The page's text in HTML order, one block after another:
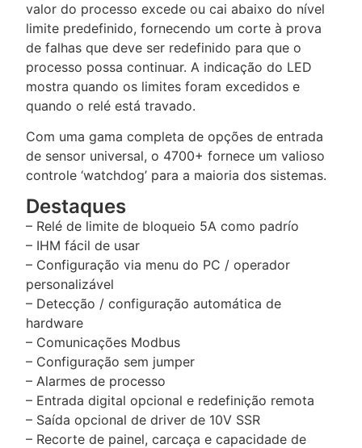
valor do processo excede ou cai abaixo do nível
limite predefinido, fornecendo um corte à prova
de falhas que deve ser redefinido para que o
processo possa continuar. A indicação do LED
mostra quando os limites foram excedidos e
quando o relé está travado.
Com uma gama completa de opções de entrada
de sensor universal, o 4700+ fornece um valioso
controle ‘watchdog’ para a maioria dos sistemas.
Destaques
– Relé de limite de bloqueio 5A como padrío
– IHM fácil de usar
– Configuração via menu do PC / operador
personalizável
– Detecção / configuração automática de
hardware
– Comunicações Modbus
– Configuração sem jumper
– Alarmes de processo
– Entrada digital opcional e redefinição remota
– Saída opcional de driver de 10V SSR
– Recorte de painel, carcaça e capacidade de